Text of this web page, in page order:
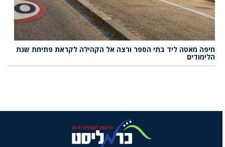
חיפה מאטה ליד בתי הספר ורצה אל הקהילה לקראת פתיחת שנת
הלימודים